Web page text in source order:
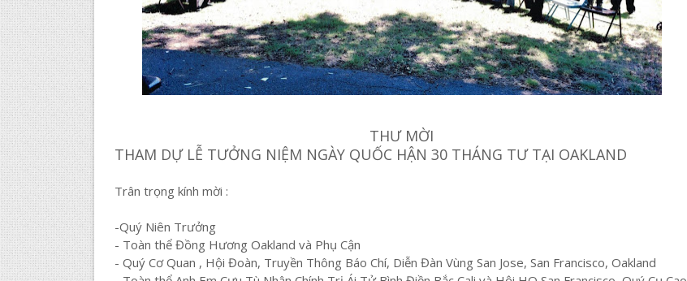
THƯ MỜI
THAM DỰ LỄ TƯỞNG NIỆM NGÀY QUỐC HẬN 30 THÁNG TƯ TẠI OAKLAND
Trân trọng kính mời :
-Quý Niên Trưởng
- Toàn thể Đồng Hương Oakland và Phụ Cận
- Quý Cơ Quan , Hội Đoàn, Truyền Thông Báo Chí, Diễn Đàn Vùng San Jose, San Francisco, Oakland